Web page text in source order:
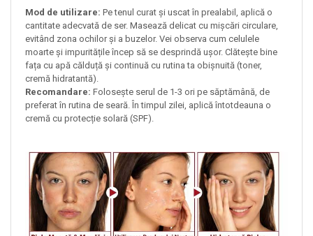
Mod de utilizare: Pe tenul curat și uscat în prealabil, aplică o
cantitate adecvată de ser. Masează delicat cu mișcări circulare,
evitând zona ochilor și a buzelor. Vei observa cum celulele
moarte și impuritățile încep să se desprindă ușor. Clătește bine
fața cu apă călduță și continuă cu rutina ta obișnuită (toner,
cremă hidratantă).
Recomandare: Folosește serul de 1-3 ori pe săptămână, de
preferat în rutina de seară. În timpul zilei, aplică întotdeauna o
cremă cu protecție solară (SPF).